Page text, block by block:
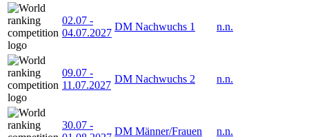
02.07 -
04.07.2027
DM Nachwuchs 1 n.n.
09.07 -
11.07.2027
DM Nachwuchs 2 n.n.
30.07 -
DM Männer/Frauen n.n.